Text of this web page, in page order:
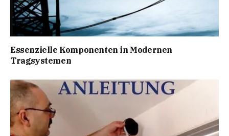
Essenzielle Komponenten in Modernen
Tragsystemen